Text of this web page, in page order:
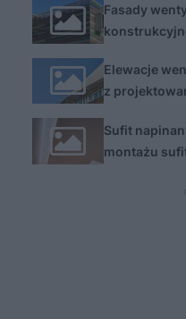
Fasady
Elewacje
z
Sufit
montażu